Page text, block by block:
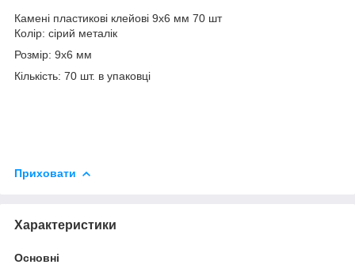
Камені пластикові клейові 9х6 мм 70 шт
Колір: сірий металік
Розмір: 9х6 мм
Кількість: 70 шт. в упаковці
Приховати
Характеристики
Основні